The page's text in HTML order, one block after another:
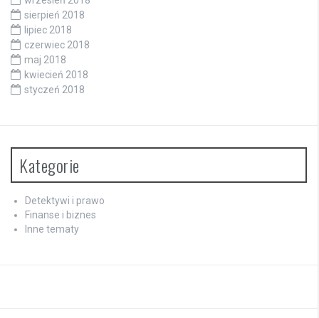
sierpień 2018
lipiec 2018
czerwiec 2018
maj 2018
kwiecień 2018
styczeń 2018
Kategorie
Detektywi i prawo
Finanse i biznes
Inne tematy